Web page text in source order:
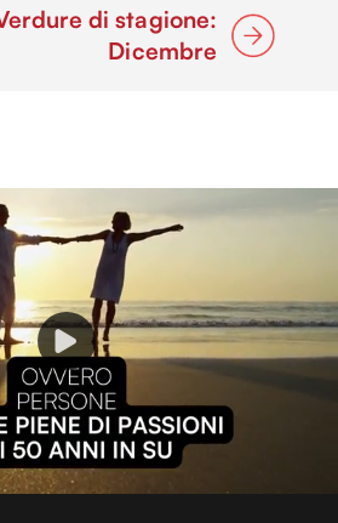
di stagione:
Dicembre
P
l
L
o